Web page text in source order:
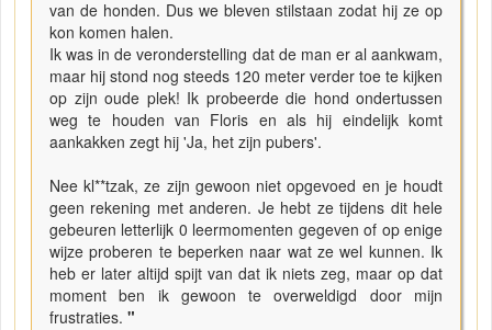
van de honden. Dus we bleven stilstaan zodat hij ze op
kon komen halen.
Ik was in de veronderstelling dat de man er al aankwam,
maar hij stond nog steeds 120 meter verder toe te kijken
op zijn oude plek! Ik probeerde die hond ondertussen
weg te houden van Floris en als hij eindelijk komt
aankakken zegt hij 'Ja, het zijn pubers'.
Nee kl**tzak, ze zijn gewoon niet opgevoed en je houdt
geen rekening met anderen. Je hebt ze tijdens dit hele
gebeuren letterlijk 0 leermomenten gegeven of op enige
wijze proberen te beperken naar wat ze wel kunnen. Ik
heb er later altijd spijt van dat ik niets zeg, maar op dat
moment ben ik gewoon te overweldigd door mijn
frustraties. "